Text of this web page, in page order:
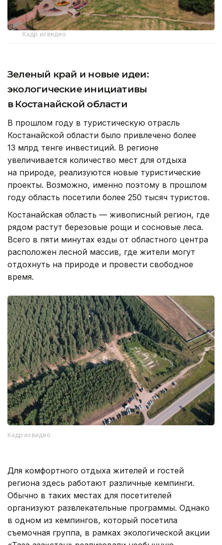
Кадр из видео
Зеленый край и новые идеи:
экологические инициативы
в Костанайской области
В прошлом году в туристическую отрасль
Костанайской области было привлечено более
13 млрд тенге инвестиций. В регионе
увеличивается количество мест для отдыха
на природе, реализуются новые туристические
проекты. Возможно, именно поэтому в прошлом
году область посетили более 250 тысяч туристов.
Костанайская область — живописный регион, где
рядом растут березовые рощи и сосновые леса.
Всего в пяти минутах езды от областного центра
расположен лесной массив, где жители могут
отдохнуть на природе и провести свободное
время.
Кадр из видео
Для комфортного отдыха жителей и гостей
региона здесь работают различные кемпинги.
Обычно в таких местах для посетителей
организуют развлекательные программы. Однако
в одном из кемпингов, который посетила
съемочная группа, в рамках экологической акции